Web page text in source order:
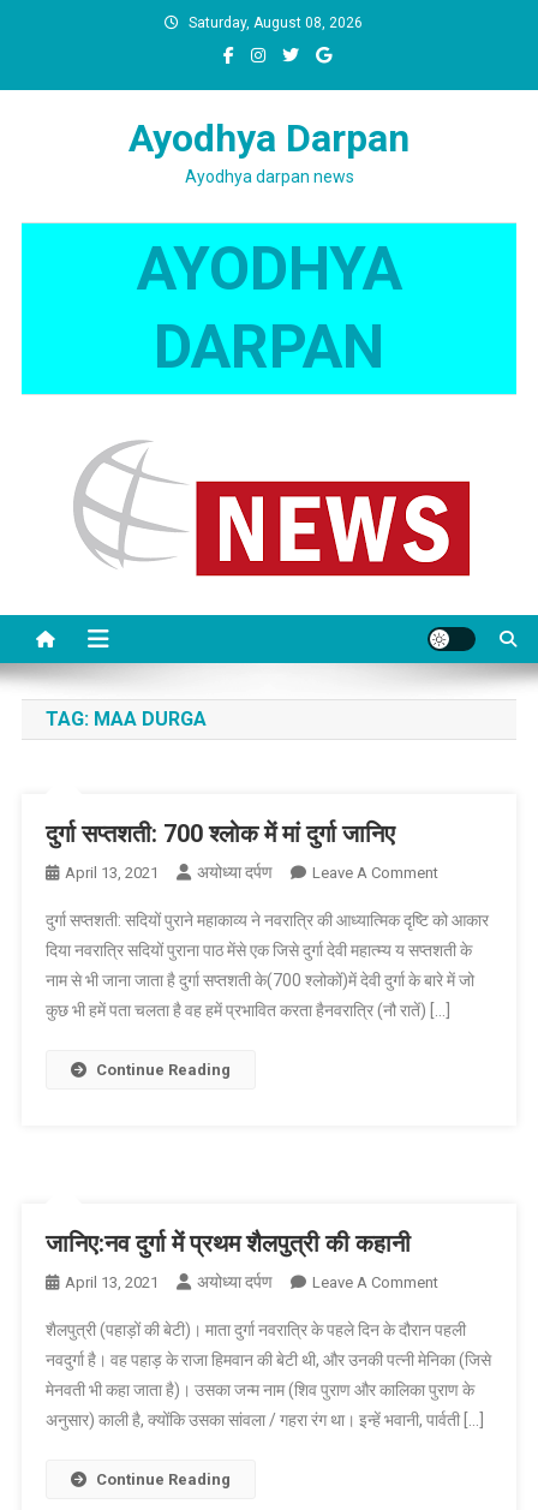
Saturday, August 08, 2026
Ayodhya Darpan
Ayodhya darpan news
AYODHYA
DARPAN
TAG: MAA DURGA
दुर्गा सप्तशती: 700 श्लोक में मां दुर्गा जानिए
April 13, 2021 अयोध्या दर्पण Leave A CommentOn
सप्तशती:
700
श्लोक
दुर्गा सप्तशती: सदियों पुराने महाकाव्य ने नवरात्रि की आध्यात्मिक दृष्टि को आकार
दिया नवरात्रि सदियों पुराना पाठ मेंसे एक जिसे दुर्गा देवी महात्म्य य सप्तशती के
नाम से भी जाना जाता है दुर्गा सप्तशती के(700 श्लोकों)में देवी दुर्गा के बारे में जो
कुछ भी हमें पता चलता है वह हमें प्रभावित करता हैनवरात्रि (नौ रातें) […]
Continue Reading
जानिए:नव दुर्गा में प्रथम शैलपुत्री की कहानी
April 13, 2021 अयोध्या दर्पण Leave A CommentOn
दुर्गा
में
प्रथम
शैलपुत्री
शैलपुत्री (पहाड़ों की बेटी)। माता दुर्गा नवरात्रि के पहले दिन के दौरान पहली
नवदुर्गा है। वह पहाड़ के राजा हिमवान की बेटी थी, और उनकी पत्नी मेनिका (जिसे
मेनवती भी कहा जाता है)। उसका जन्म नाम (शिव पुराण और कालिका पुराण के
अनुसार) काली है, क्योंकि उसका सांवला / गहरा रंग था। इन्हें भवानी, पार्वती […]
Continue Reading